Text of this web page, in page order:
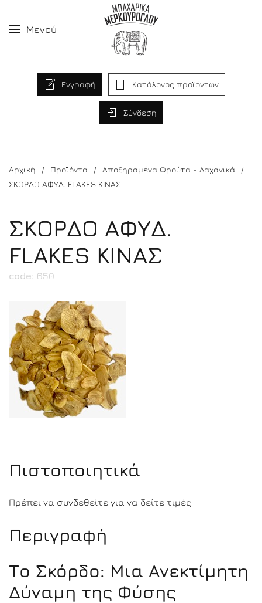
Μενού
Εγγραφή Κατάλογος προϊόντων
Σύνδεση
Αρχική Προϊόντα
Αποξηραμένα Φρούτα - Λαχανικά
ΣΚΟΡΔΟ ΑΦΥΔ. FLAKES KΙΝΑΣ
ΣΚΟΡΔΟ ΑΦΥΔ.
FLAKES KΙΝΑΣ
code: 650
Πιστοποιητικά
Πρέπει να συνδεθείτε για να δείτε τιμές
Περιγραφή
Το Σκόρδο: Μια Ανεκτίμητη
Δύναμη της Φύσης